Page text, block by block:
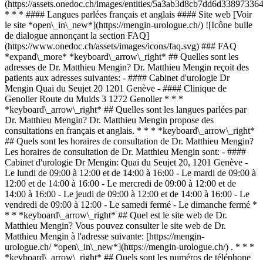
(https://assets.onedoc.ch/images/entities/
* * * #### Langues parlées français et anglais #### Site web [Voir
le site *open\_in\_new*](https://mengin-urologue.ch/) ![Icône bulle
de dialogue annonçant la section FAQ]
(https://www.onedoc.ch/assets/images/icons/faq.svg) ### FAQ
*expand\_more* *keyboard\_arrow\_right* ## Quelles sont les
adresses de Dr. Matthieu Mengin? Dr. Matthieu Mengin reçoit des
patients aux adresses suivantes: - #### Cabinet d'urologie Dr
Mengin Quai du Seujet 20 1201 Genève - #### Clinique de
Genolier Route du Muids 3 1272 Genolier * * *
*keyboard\_arrow\_right* ## Quelles sont les langues parlées par
Dr. Matthieu Mengin? Dr. Matthieu Mengin propose des
consultations en français et anglais. * * * *keyboard\_arrow\_right*
## Quels sont les horaires de consultation de Dr. Matthieu Mengin?
Les horaires de consultation de Dr. Matthieu Mengin sont: - ####
Cabinet d'urologie Dr Mengin: Quai du Seujet 20, 1201 Genève -
Le lundi de 09:00 à 12:00 et de 14:00 à 16:00 - Le mardi de 09:00 à
12:00 et de 14:00 à 16:00 - Le mercredi de 09:00 à 12:00 et de
14:00 à 16:00 - Le jeudi de 09:00 à 12:00 et de 14:00 à 16:00 - Le
vendredi de 09:00 à 12:00 - Le samedi fermé - Le dimanche fermé *
* * *keyboard\_arrow\_right* ## Quel est le site web de Dr.
Matthieu Mengin? Vous pouvez consulter le site web de Dr.
Matthieu Mengin à l'adresse suivante: [https://mengin-
urologue.ch/ *open\_in\_new*](https://mengin-urologue.ch/) . * * *
*keyboard\_arrow\_right* ## Quels sont les numéros de téléphone